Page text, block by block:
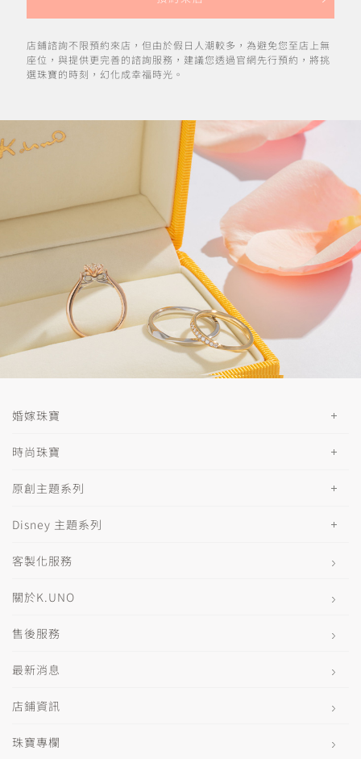
店鋪諮詢不限預約來店，但由於假日人潮較多，為避免您至店上無
座位，與提供更完善的諮詢服務，建議您透過官網先行預約，將挑
選珠寶的時刻，幻化成幸福時光。
婚嫁珠寶
時尚珠寶
原創主題系列
Disney 主題系列
客製化服務
關於K.UNO
售後服務
最新消息
店鋪資訊
珠寶專欄